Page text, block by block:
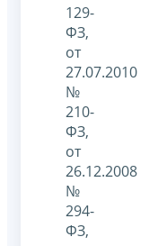
129-
ФЗ,
от
27.07.2010
№
210-
ФЗ,
от
26.12.2008
№
294-
ФЗ,